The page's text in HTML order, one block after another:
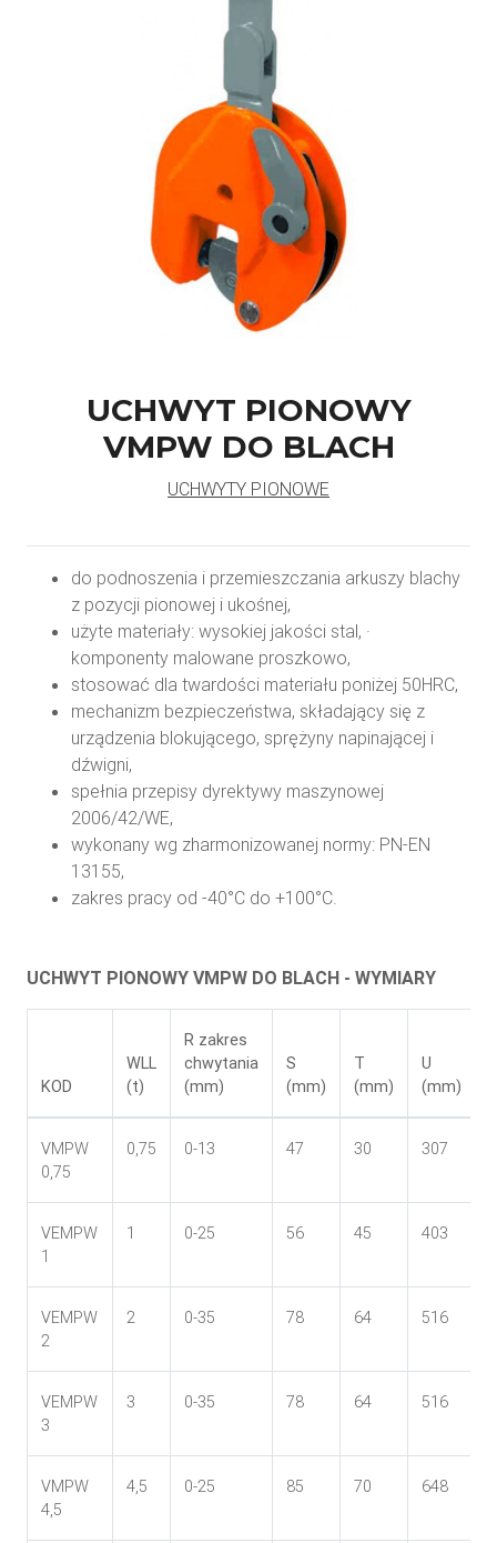
UCHWYT PIONOWY
VMPW DO BLACH
UCHWYTY PIONOWE
do podnoszenia i przemieszczania arkuszy blachy
z pozycji pionowej i ukośnej,
użyte materiały: wysokiej jakości stal, ·
komponenty malowane proszkowo,
stosować dla twardości materiału poniżej 50HRC,
mechanizm bezpieczeństwa, składający się z
urządzenia blokującego, sprężyny napinającej i
dźwigni,
spełnia przepisy dyrektywy maszynowej
2006/42/WE,
wykonany wg zharmonizowanej normy: PN-EN
13155,
zakres pracy od -40°C do +100°C.
UCHWYT PIONOWY VMPW DO BLACH - WYMIARY
KOD
WLL
(t)
R zakres
chwytania
(mm)
S
(mm)
T
(mm)
U
(mm)
VMPW
0,75
0,75 0-13 47 30 307
VEMPW
1
1 0-25 56 45 403
VEMPW
2
2 0-35 78 64 516
VEMPW
3
3 0-35 78 64 516
VMPW
4,5
4,5 0-25 85 70 648